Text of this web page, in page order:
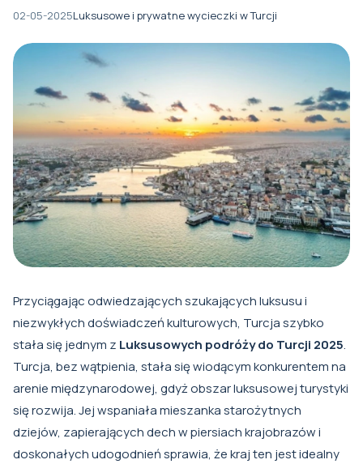
02-05-2025Luksusowe i prywatne wycieczki w Turcji
Przyciągając odwiedzających szukających luksusu i
niezwykłych doświadczeń kulturowych, Turcja szybko
stała się jednym z Luksusowych podróży do Turcji 2025.
Turcja, bez wątpienia, stała się wiodącym konkurentem na
arenie międzynarodowej, gdyż obszar luksusowej turystyki
się rozwija. Jej wspaniała mieszanka starożytnych
dziejów, zapierających dech w piersiach krajobrazów i
doskonałych udogodnień sprawia, że kraj ten jest idealny